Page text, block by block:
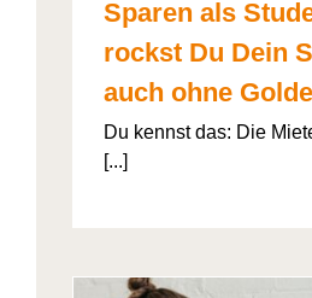
Sparen als
rockst Du Dein
auch ohne
Du kennst das: Die
[...]